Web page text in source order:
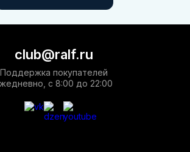
club@ralf.ru
Поддержка покупателей
с 8:00 до 22:00